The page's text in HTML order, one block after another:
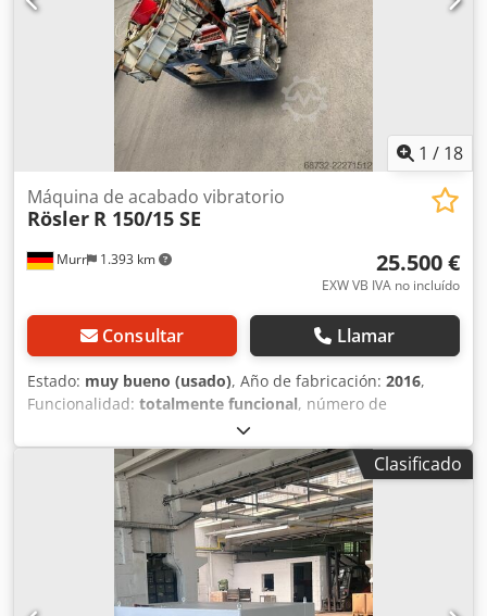
1 / 18
Murr 1.393 km
Máquina de acabado vibratorio
Rösler R 150/15 SE
25.500 €
EXW VB IVA no incluído
Consultar Llamar
Estado: muy bueno (usado), Año de fabricación: 2016,
Funcionalidad: totalmente funcional, número de
, Se vende una máquina RÖSLER
Rotomatic R 150/15 SE, que incluye una estación de
separación, sistema de transporte, armario eléctrico y
unidad de control. La máquina proviene de nuestra línea
de producción en funcionamiento y se desmontó
únicamente debido a una modificación de la instalación.
Dcjdpfxozizu Eo Aivek La máquina está en perfecto estado
de funcionamiento, lista para su uso inmediato y puede
ser inspeccionada y demostrada en condiciones de
Clasificado